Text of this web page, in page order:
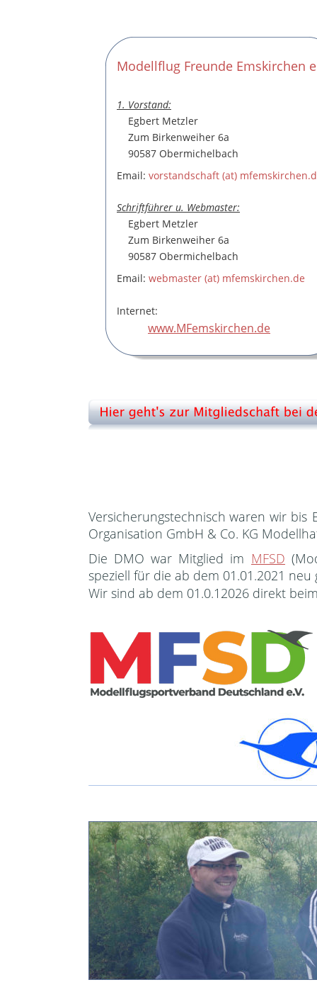
Versicherungstechnisch waren wir bis
Organisation GmbH & Co. KG
Die DMO war Mitglied im MFSD
speziell für die ab dem 01.01.2021
Wir sind ab dem 01.0.12026 direkt
Modellflug Freunde Emskirchen
1. Vorstand:
    Egbert Metzler
    Zum Birkenweiher 6a
    90587 Obermichelbach
Email: vorstandschaft (at)
Schriftführer u. Webmaster:
    Egbert Metzler
    Zum Birkenweiher 6a
    90587 Obermichelbach
Email: webmaster (at) mfemskirchen.de
Internet:
www.MFemskirchen.de